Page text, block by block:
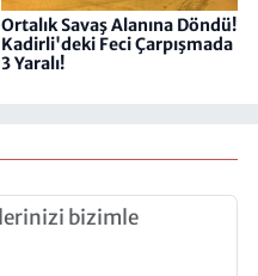
Ortalık Savaş Alanına Döndü!
Kadirli'deki Feci Çarpışmada
3 Yaralı!